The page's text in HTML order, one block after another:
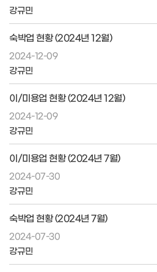
강규민
숙박업 현황 (2024년 12월)
2024-12-09
강규민
이/미용업 현황 (2024년 12월)
2024-12-09
강규민
이/미용업 현황 (2024년 7월)
2024-07-30
강규민
숙박업 현황 (2024년 7월)
2024-07-30
강규민